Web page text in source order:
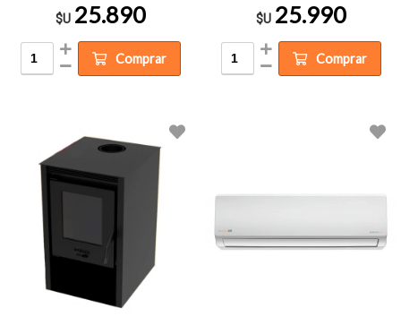
$U 25.890
Comprar
$U 25.990
Comprar